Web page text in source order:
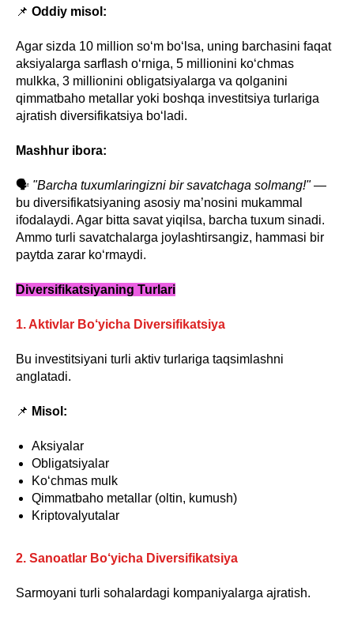
📌 Oddiy misol:
Agar sizda 10 million so‘m bo‘lsa, uning barchasini faqat
aksiyalarga sarflash o‘rniga, 5 millionini ko‘chmas
mulkka, 3 millionini obligatsiyalarga va qolganini
qimmatbaho metallar yoki boshqa investitsiya turlariga
ajratish diversifikatsiya bo‘ladi.
Mashhur ibora:
🗣️ "Barcha tuxumlaringizni bir savatchaga solmang!"—
bu diversifikatsiyaning asosiy ma’nosini mukammal
ifodalaydi. Agar bitta savat yiqilsa, barcha tuxum sinadi.
Ammo turli savatchalarga joylashtirsangiz, hammasi bir
paytda zarar ko‘rmaydi.
Diversifikatsiyaning Turlari
1. Aktivlar Bo‘yicha Diversifikatsiya
Bu investitsiyani turli aktiv turlariga taqsimlashni
anglatadi.
📌 Misol:
Aksiyalar
Obligatsiyalar
Ko‘chmas mulk
Qimmatbaho metallar (oltin, kumush)
Kriptovalyutalar
2. Sanoatlar Bo‘yicha Diversifikatsiya
Sarmoyani turli sohalardagi kompaniyalarga ajratish.